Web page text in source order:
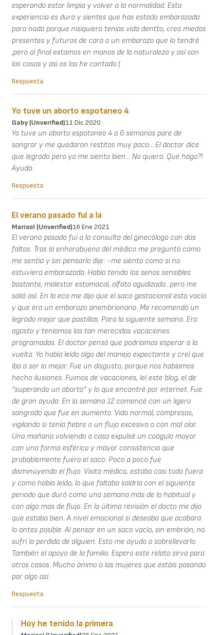
esperando estar limpia y volver a la normalidad. Esta
experiencia es dura y sientes que has estado embarazada
para nada porque nisiquiera tenias vida dentto, crea miedos
presentes y futuros de cara a un embarazo que lo tendré
,pero al final estamos en manos de la naturaleza y así son
las cosas y así os las he contado:(
Respuesta
Yo tuve un aborto espotaneo 4
Gaby (unverified)11 Dic 2020
Yo tuve un aborto espotaneo 4 a 6 semanas pare de
sangrar y me quedaron restitos muy poco... El doctor dice
que legrado pero yo me siento bien... No quiero. Qué hago?!
Ayuda.
Respuesta
El verano pasado fui a la
Marisol (unverified)16 Ene 2021
El verano pasado fui a la consulta del ginecólogo con dos
faltas. Tras la enhorabuena del médico me preguntó como
me sentía y sin pensarlo dije: -me siento como si no
estuviera embarazada. Había tenido los senos sensibles
bastante, malestar estomacal, olfato agudizado...pero me
salió así. En la eco me dijo que el saco gestacional esta vacío
y que era un embarazo anembrionario. Me recomendó un
legrado mejor que pastillas. Para la siguiente semana. Era
agosto y teníamos las tan merecidas vacaciones
programadas. El doctor pensó que podríamos esperar a la
vuelta. Yo había leído algo del manejo expectante y creí que
iba a ser lo mejor. Fue un disgusto, porque nos habíamos
hecho ilusiones. Fuimos de vacaciones, leí este blog, el de
“superando un aborto” y lo que encontré por internet. Fue
de gran ayuda. En la semana 12 comencé con un ligero
sangrado que fue en aumento. Vida normal, compresas,
vigilando si tenía fiebre o un flujo excesivo o con mal olor.
Una mañana volviendo a casa expulsé un coágulo mayor
con una forma esférica y mayor consistencia que
probablemente fuera el saco. Poco a poco fue
disminuyendo el flujo. Visita médica, estaba casi todo fuera
y como había leído, lo que faltaba saldría con el siguiente
periodo que duró como una semana más de lo habitual y
con algo mas de flujo. En la última revisión el docto me dijo
que estaba bien. A nivel emocional si deseaba que acabara
lo antes posible. Al pensar en un saco vacío, sin embrión, no
sufrí la perdida de alguien. Esto me ayudo a sobrellevarlo.
También el apoyo de la familia. Espero este relato sirva para
otros casos. Mucho ánimo a las mujeres que estáis pasando
por algo así.
Respuesta
Hoy he tenido la primera